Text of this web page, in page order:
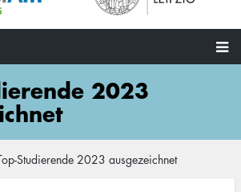
2023
Studierende 2023 ausgezeichnet